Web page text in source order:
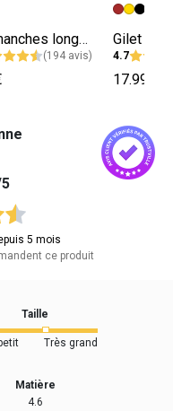
Gilet manches longues femme
(194 avis) 4.7
17.99€
5 mois
ce produit
Taille
Très grand
Matière
4.6